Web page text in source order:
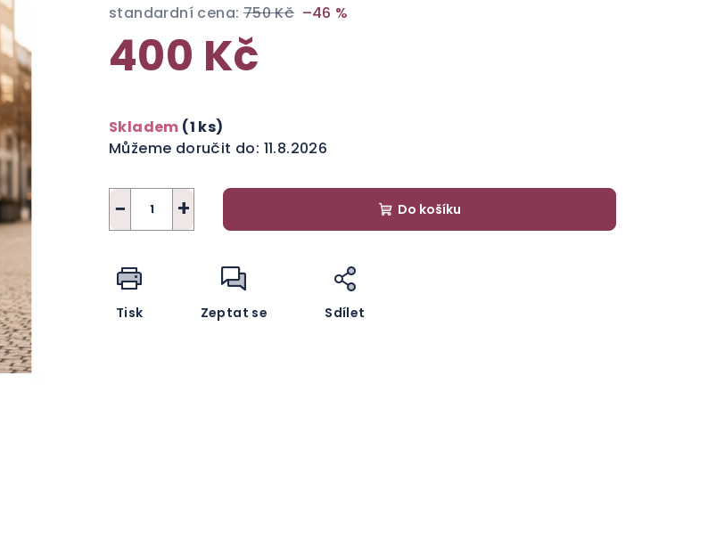
standardní cena: 750 Kč –46 %
400 Kč
cena:
Skladem (1 ks)
Můžeme doručit do: 11.8.2026
+
− Do košíku
Tisk Zeptat se Sdílet